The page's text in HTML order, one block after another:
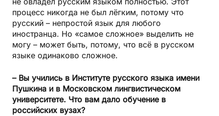
процесс никогда не был лёгким, потому что
русский – непростой язык для любого
иностранца. Но «самое сложное» выделить не
могу – может быть, потому, что всё в русском
языке одинаково сложное.
– Вы учились в Институте русского языка имени
Пушкина и в Московском лингвистическом
университете. Что вам дало обучение в
российских вузах?